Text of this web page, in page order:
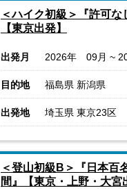
＜ハイク初級＞『許可
【東京出発】
出発月 2026年 09月 ~
目的地 福島県 新潟県
出発地 埼玉県 東京23区
＜登山初級B＞『日本百
間』【東京・上野・大宮